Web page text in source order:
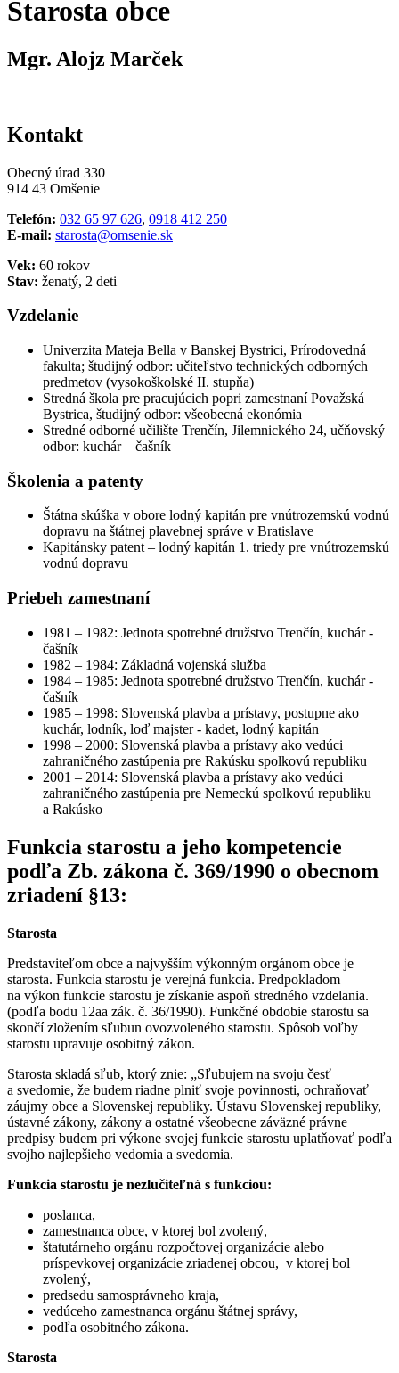
Starosta obce
Mgr. Alojz Marček
Kontakt
Obecný úrad 330
914 43 Omšenie
Telefón: 032 65 97 626, 0918 412 250
E-mail: starosta@omsenie.sk
Vek: 60 rokov
Stav: ženatý, 2 deti
Vzdelanie
Univerzita Mateja Bella v Banskej Bystrici, Prírodovedná
fakulta; študijný odbor: učiteľstvo technických odborných
predmetov (vysokoškolské II. stupňa)
Stredná škola pre pracujúcich popri zamestnaní Považská
Bystrica, študijný odbor: všeobecná ekonómia
Stredné odborné učilište Trenčín, Jilemnického 24, učňovský
odbor: kuchár – čašník
Školenia a patenty
Štátna skúška v obore lodný kapitán pre vnútrozemskú vodnú
dopravu na štátnej plavebnej správe v Bratislave
Kapitánsky patent – lodný kapitán 1. triedy pre vnútrozemskú
vodnú dopravu
Priebeh zamestnaní
1981 – 1982: Jednota spotrebné družstvo Trenčín, kuchár -
čašník
1982 – 1984: Základná vojenská služba
1984 – 1985: Jednota spotrebné družstvo Trenčín, kuchár -
čašník
1985 – 1998: Slovenská plavba a prístavy, postupne ako
kuchár, lodník, loď majster - kadet, lodný kapitán
1998 – 2000: Slovenská plavba a prístavy ako vedúci
zahraničného zastúpenia pre Rakúsku spolkovú republiku
2001 – 2014: Slovenská plavba a prístavy ako vedúci
zahraničného zastúpenia pre Nemeckú spolkovú republiku
a Rakúsko
Funkcia starostu a jeho kompetencie
podľa Zb. zákona č. 369/1990 o obecnom
zriadení §13:
Starosta
Predstaviteľom obce a najvyšším výkonným orgánom obce je
starosta. Funkcia starostu je verejná funkcia. Predpokladom
na výkon funkcie starostu je získanie aspoň stredného vzdelania.
(podľa bodu 12aa zák. č. 36/1990). Funkčné obdobie starostu sa
skončí zložením sľubun ovozvoleného starostu. Spôsob voľby
starostu upravuje osobitný zákon.
Starosta skladá sľub, ktorý znie: „Sľubujem na svoju česť
a svedomie, že budem riadne plniť svoje povinnosti, ochraňovať
záujmy obce a Slovenskej republiky. Ústavu Slovenskej republiky,
ústavné zákony, zákony a ostatné všeobecne záväzné právne
predpisy budem pri výkone svojej funkcie starostu uplatňovať podľa
svojho najlepšieho vedomia a svedomia.
Funkcia starostu je nezlučiteľná s funkciou:
poslanca,
zamestnanca obce, v ktorej bol zvolený,
štatutárneho orgánu rozpočtovej organizácie alebo
príspevkovej organizácie zriadenej obcou, v ktorej bol
zvolený,
predsedu samosprávneho kraja,
vedúceho zamestnanca orgánu štátnej správy,
podľa osobitného zákona.
Starosta